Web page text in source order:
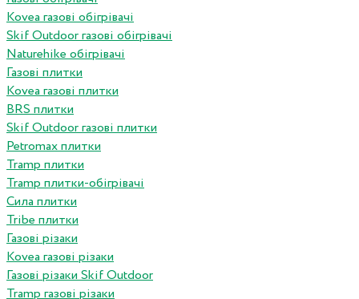
Kovea газові обігрівачі
Skif Outdoor газові обігрівачі
Naturehike обігрівачі
Газові плитки
Kovea газові плитки
BRS плитки
Skif Outdoor газові плитки
Petromax плитки
Tramp плитки
Tramp плитки-обігрівачі
Сила плитки
Tribe плитки
Газові різаки
Kovea газові різаки
Газові різаки Skif Outdoor
Tramp газові різаки